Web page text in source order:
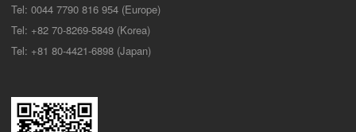
Tel: 0044 7790 816 954 (Europe)
Tel: +82 70-8269-5849 (Korea)
Tel: +81 80-4421-6898 (Japan)